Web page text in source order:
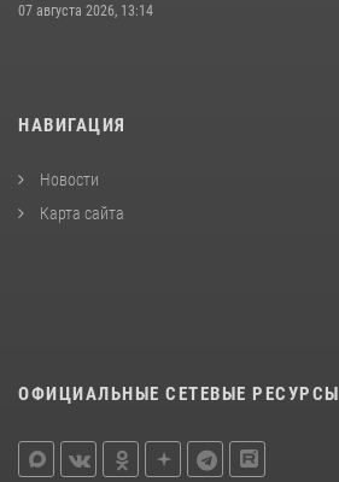
07 августа 2026, 13:14
НАВИГАЦИЯ
Новости
Карта сайта
ОФИЦИАЛЬНЫЕ СЕТЕВЫЕ РЕСУРСЫ